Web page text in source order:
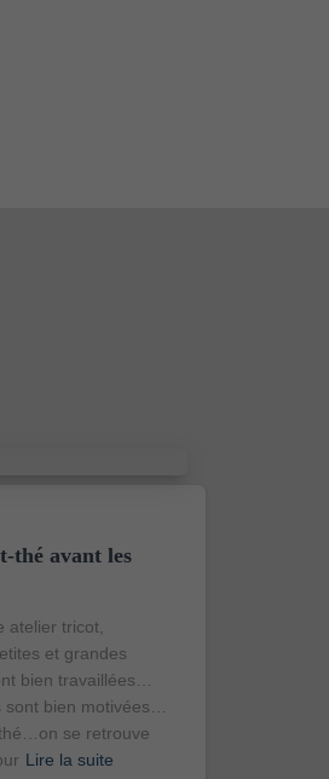
thé avant les
atelier tricot,
et grandes
bien travaillées…
bien motivées…
se retrouve
Lire la suite